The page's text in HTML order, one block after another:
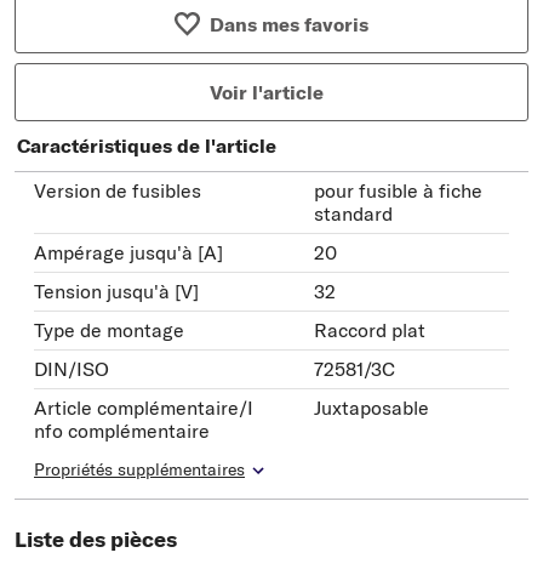
Dans mes favoris
Voir l'article
Caractéristiques de l'article
Version de fusibles
pour fusible à fiche
standard
Ampérage jusqu'à [A]
20
Tension jusqu'à [V]
32
Type de montage
Raccord plat
DIN/ISO
72581/3C
Article complémentaire/I
nfo complémentaire
Juxtaposable
Propriétés supplémentaires
Liste des pièces